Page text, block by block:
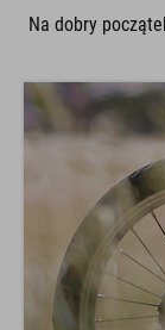
Na dobry